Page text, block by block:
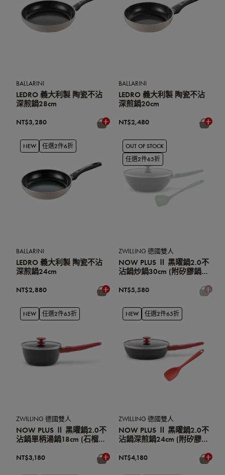
BALLARINI
LEDRO 義大利製 陶瓷不沾
深煎鍋28cm
NT$3,280
BALLARINI
LEDRO 義大利製 陶瓷不沾
深煎鍋20cm
NT$2,480
NEW 任選2件6折
BALLARINI
LEDRO 義大利製 陶瓷不沾
深煎鍋24cm
NT$2,880
OUT OF STOCK
任選2件65折
ZWILLING 德國雙人
NOW PLUS Ⅱ 黑曜鍋2.0不
沾鍋炒鍋30cm (附矽膠鍋
NT$5,580
NEW 任選2件65折
ZWILLING 德國雙人
NOW PLUS Ⅱ 黑曜鍋2.0不
沾鍋單柄湯鍋18cm (石榴
NT$3,180
NEW 任選2件65折
ZWILLING 德國雙人
NOW PLUS Ⅱ 黑曜鍋2.0不
沾鍋深煎鍋24cm (附矽膠鍋
NT$4,180